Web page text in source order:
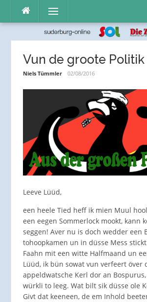
Inhalt
Menü
Vun de groote
Niels Tümmler 02/08/2016
Leeve Lüüd,
een heele Tied heff ik mien Muul
een eegen Sommerlock mookt, kann
seggen! Aver nu is doch wedder een
tohoopkamen un in düsse Mess
Faahn mit een witte Halfmaand un
Lüüd, ik bün sowat vun verfeert över
appeldwatsche Kerl dor an
würkli to leeg. Wat bilt sik düsse ole
Givt dat keeneen, de em Inhold